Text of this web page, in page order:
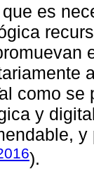
es
como
y
).